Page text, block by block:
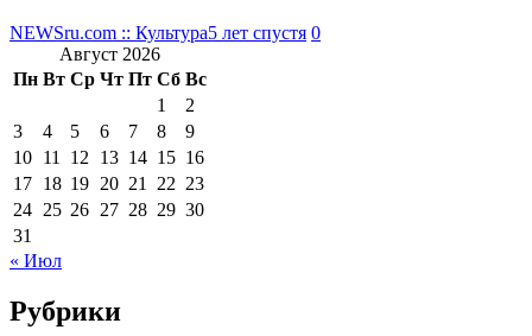
NEWSru.com :: Культура5 лет спустя 0
Август 2026
Пн Вт Ср Чт Пт Сб Вс
1
2
3
4 5 6 7 8
9
10 11 12 13 14 15 16
17 18 19 20 21 22 23
24 25 26 27 28 29 30
31
« Июл
Рубрики